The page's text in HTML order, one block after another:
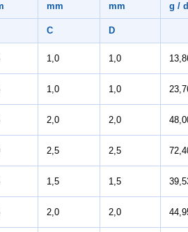
mm mm g /
C D
1,0 1,0
1,0 1,0
2,0 2,0
2,5 2,5
1,5 1,5
2,0 2,0